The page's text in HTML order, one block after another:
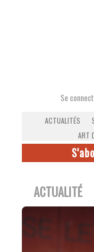
Se
ACTUALITÉS
ART
ACTUALITÉ